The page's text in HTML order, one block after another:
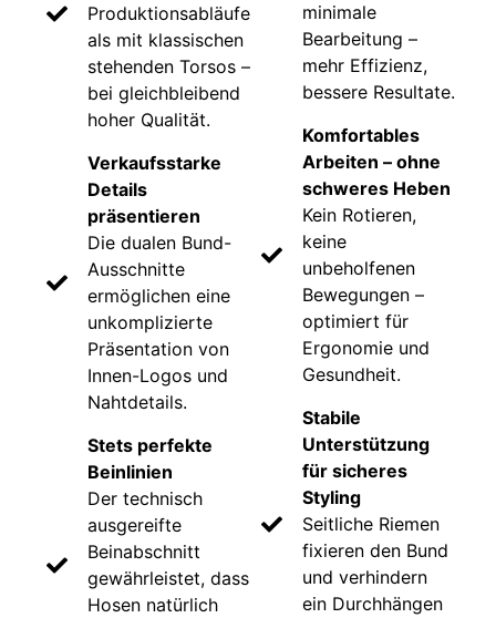
Produktionsabläufe
als mit klassischen
stehenden Torsos –
bei gleichbleibend
hoher Qualität.
Verkaufsstarke
Details
präsentieren
Die dualen Bund-
Ausschnitte
ermöglichen eine
unkomplizierte
Präsentation von
Innen-Logos und
Nahtdetails.
Stets perfekte
Beinlinien
Der technisch
ausgereifte
Beinabschnitt
gewährleistet, dass
Hosen natürlich
minimale
Bearbeitung –
mehr Effizienz,
bessere Resultate.
Komfortables
Arbeiten – ohne
schweres Heben
Kein Rotieren,
keine
unbeholfenen
Bewegungen –
optimiert für
Ergonomie und
Gesundheit.
Stabile
Unterstützung
für sicheres
Styling
Seitliche Riemen
fixieren den Bund
und verhindern
ein Durchhängen